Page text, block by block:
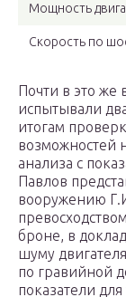
Мощность
Скорость по
Почти в это же
испытывали
итогам
возможностей
анализа с
Павлов
вооружению
броне, в
шуму
по гравийной
показатели